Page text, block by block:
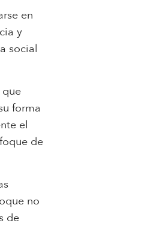
en
y
social
forma
el
de
no
de